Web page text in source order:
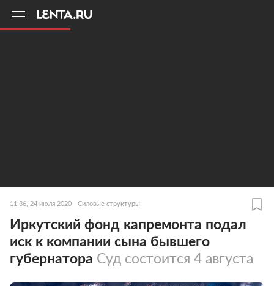
11:36, 24 июля 2020 Силовые структуры
Иркутский фонд капремонта подал
иск к компании сына бывшего
губернатора Суд состоится 4 августа